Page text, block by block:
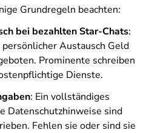
Grundregeln beachten:
bei bezahlten Star-Chats:
Austausch Geld
Prominente schreiben
Dienste.
: Ein vollständiges
Datenschutzhinweise sind
Fehlen sie oder sind sie